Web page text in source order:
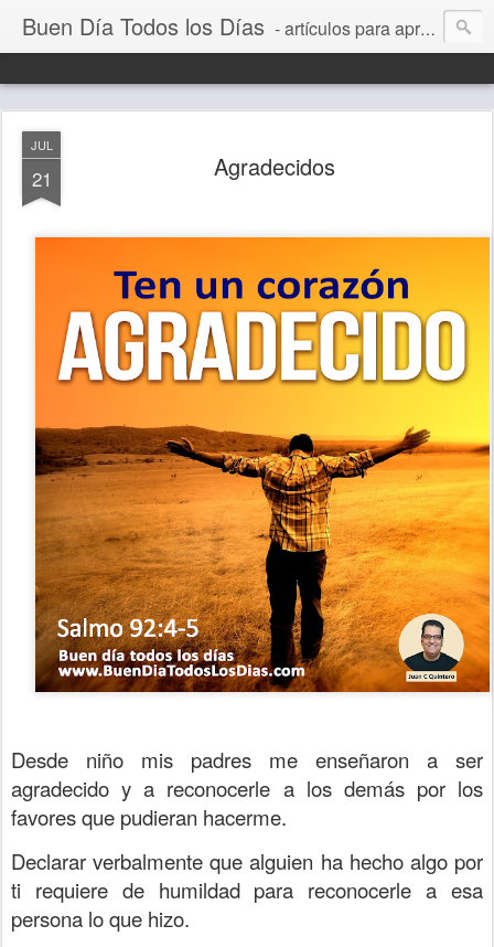
Buen Día Todos los Días - artículos para aprender a vivir mejor, un día a la vez. Por Juan C Quintero
JUL
21 Agradecidos
Desde niño mis padres me enseñaron a ser
agradecido y a reconocerle a los demás por los
favores que pudieran hacerme.
Declarar verbalmente que alguien ha hecho algo por
ti requiere de humildad para reconocerle a esa
persona lo que hizo.